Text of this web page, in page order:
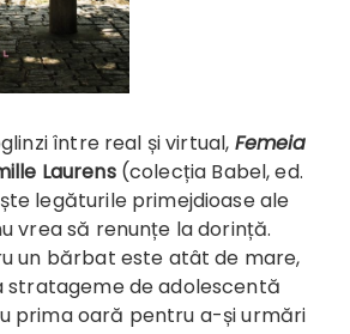
între real și virtual, Femeia
Laurens(colecția Babel, ed.
legăturile primejdioase ale
vrea să renunțe la dorință.
un bărbat este atât de mare,
stratageme de adolescentă
prima oară pentru a-și urmări